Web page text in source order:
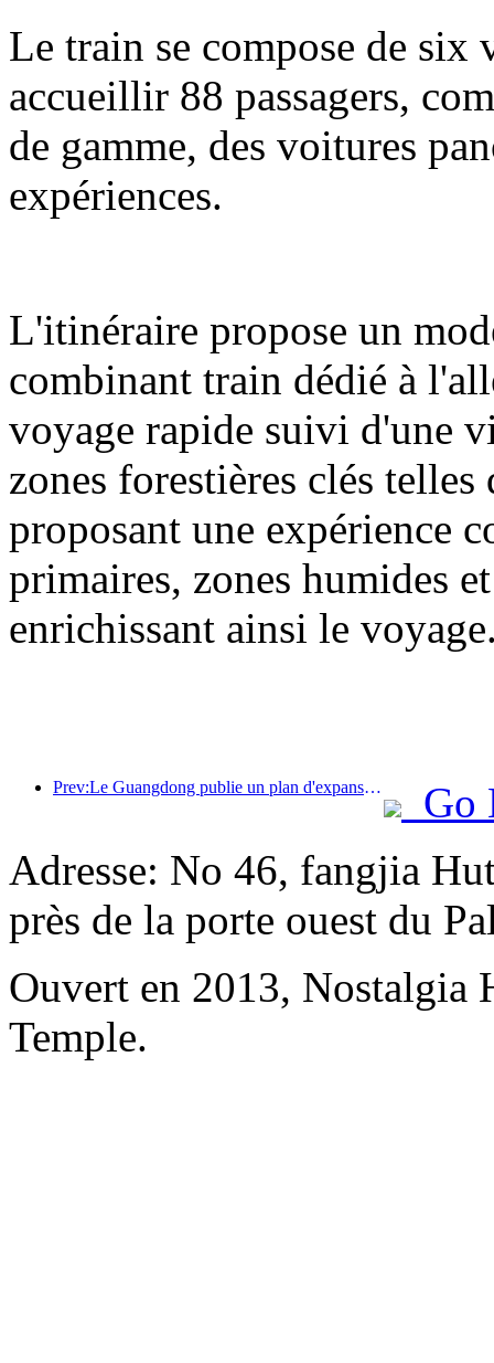
Le train se compose de six
accueillir 88 passagers,
de gamme, des voitures
expériences.
L'itinéraire propose un
combinant train dédié à
voyage rapide suivi d'une
zones forestières clés
proposant une expérience
primaires, zones humides
enrichissant ainsi le
Prev:Le Guangdong publie un plan d'expansion des capacités du secteur des services pour faire de la région de la Grande Baie une destination touristique de classe mondiale.
Go
Adresse: No 46, fangjia
près de la porte ouest du
Ouvert en 2013, Nostalgia
Temple.